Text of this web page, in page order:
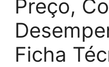
Preço,
Ficha